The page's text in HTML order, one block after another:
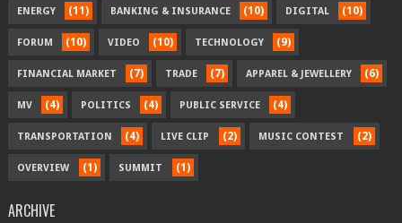
ENERGY (11) BANKING & INSURANCE (10) DIGITAL (10)
FORUM (10) VIDEO (10) TECHNOLOGY (9)
FINANCIAL MARKET (7) TRADE (7) APPAREL & JEWELLERY (6)
MV (4) POLITICS (4) PUBLIC SERVICE (4)
TRANSPORTATION (4) LIVE CLIP (2) MUSIC CONTEST (2)
OVERVIEW (1) SUMMIT (1)
ARCHIVE